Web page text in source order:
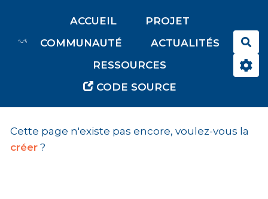
Aller au contenu principal
ACCUEIL
PROJET
COMMUNAUTÉ
ACTUALITÉS
RESSOURCES
CODE SOURCE
Cette page n'existe pas encore, voulez-vous la
créer ?